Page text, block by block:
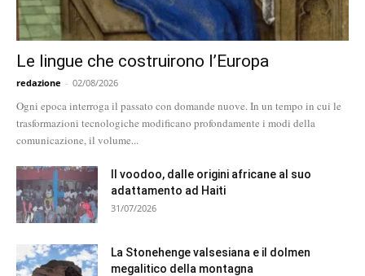
Le lingue che costruirono l’Europa
redazione - 02/08/2026
Ogni epoca interroga il passato con domande nuove. In un tempo in cui le
trasformazioni tecnologiche modificano profondamente i modi della
comunicazione, il volume...
Il voodoo, dalle origini africane al suo
adattamento ad Haiti
31/07/2026
La Stonehenge valsesiana e il dolmen
megalitico della montagna